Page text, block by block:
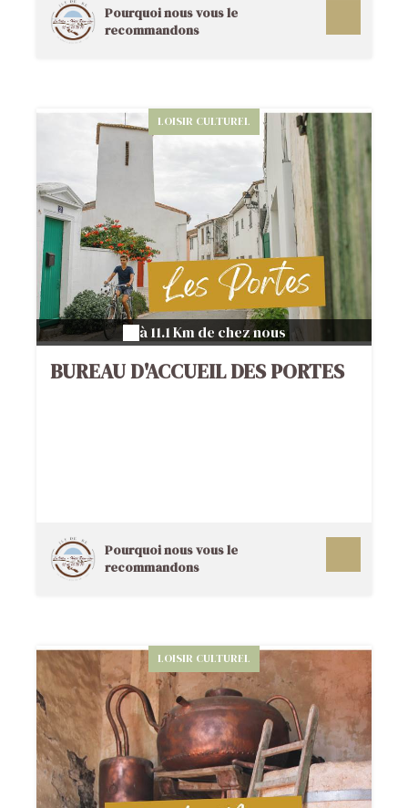
Pourquoi nous vous le
recommandons
LOISIR CULTUREL
à 11.1 Km de chez nous
BUREAU D'ACCUEIL DES PORTES
Pourquoi nous vous le
recommandons
LOISIR CULTUREL